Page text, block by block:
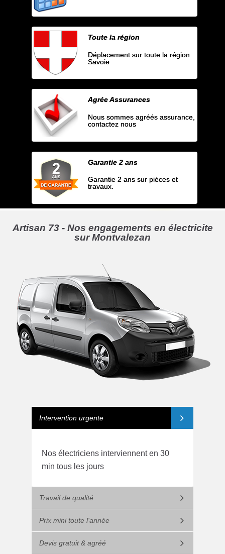
Toute la région
Déplacement sur toute la région
Savoie
Agrée Assurances
Nous sommes agréés assurance,
contactez nous
Garantie 2 ans
Garantie 2 ans sur pièces et
travaux.
Artisan 73 - Nos engagements en électricite
sur Montvalezan
Intervention urgente
Nos électriciens interviennent en 30
min tous les jours
Travail de qualité
Prix mini toute l'année
Devis gratuit & agréé